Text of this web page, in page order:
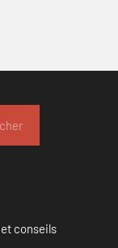
conseils